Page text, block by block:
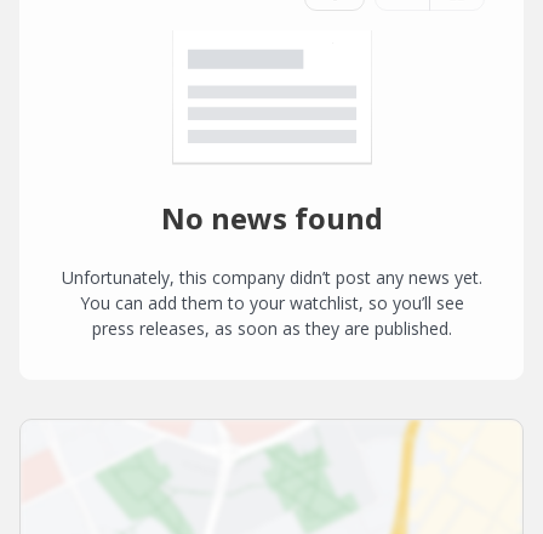
No news found
Unfortunately, this company didn’t post any news yet.
You can add them to your watchlist, so you’ll see
press releases, as soon as they are published.